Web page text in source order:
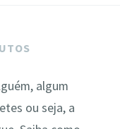
algum
ou seja, a